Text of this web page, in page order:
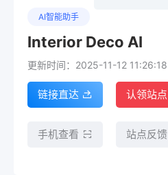
AI智能助手
Interior Deco AI
更新时间：2025-11-12 11:26:18
链接直达 认领站点
手机查看 站点反馈